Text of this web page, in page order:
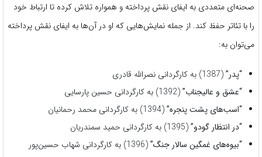
صحنه‌ای متعددی به ایفای نقش پرداخته و همواره تلاش کرده تا ارتباط خود
را با تئاتر حفظ کند. از جمله نمایش‌هایی که او در آن‌ها به ایفای نقش پرداخته
می‌توان به:
“پدر”(1387) به کارگردانی نصرالله قادری
“عشق و عالیجناب”(1392) به کارگردانی حسین پارسایی
“اسب‌های پشت پنجره”(1394) به کارگردانی محمد رحمانیان
“در انتظار گودو”(1395) به کارگردانی حمید سمندریان
“بیوه‌های غمگین سالار جنگ”(1396) به کارگردانی شهاب حسین‌پور